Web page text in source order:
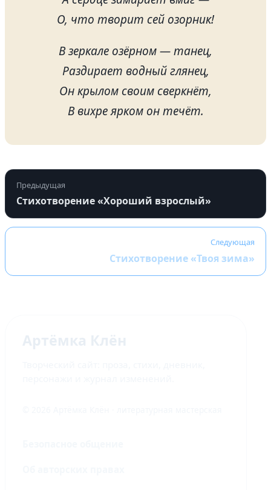
О, что творит сей озорник!
В зеркале озёрном — танец,
Раздирает водный глянец,
Он крылом своим сверкнёт,
В вихре ярком он течёт.
Предыдущая
Стихотворение «Хороший взрослый»
Следующая
Стихотворение «Твоя зима»